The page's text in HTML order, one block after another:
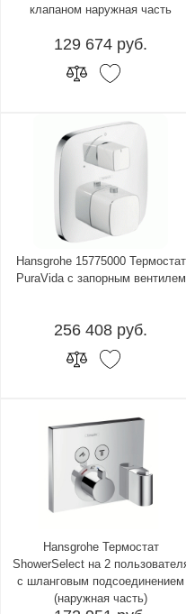
клапаном наружная часть
129 674 руб.
Hansgrohe 15775000 Термостат
PuraVida с запорным вентилем
256 408 руб.
Hansgrohe Термостат
ShowerSelect на 2
с шланговым подсоединением
(наружная часть)